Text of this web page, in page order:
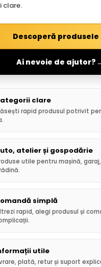
clare.
Descoperă produsele
Ai nevoie de ajutor?
clare
rapid produsul potrivit
atelier și gospodărie
utile pentru mașină,
simplă
rapid, alegi produsul și
utile
plată, retur și suport